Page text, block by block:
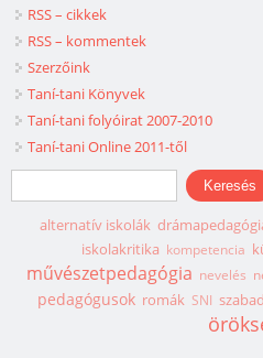
RSS – cikkek
RSS – kommentek
Szerzőink
Taní-tani Könyvek
Taní-tani folyóirat 2007-2010
Taní-tani Online 2011-től
Keresés űrlap
Keresés
alternatív iskolák
iskolakritika kompetencia
művészetpedagógia nevelés
pedagógusok romák SNI